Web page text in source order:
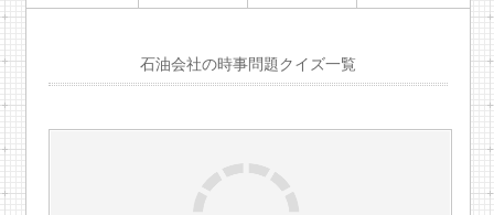
石油会社の時事問題クイズ一覧